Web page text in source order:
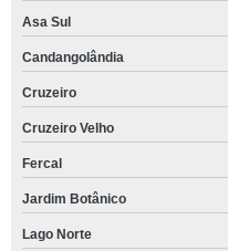
Asa Sul
Candangolândia
Cruzeiro
Cruzeiro Velho
Fercal
Jardim Botânico
Lago Norte